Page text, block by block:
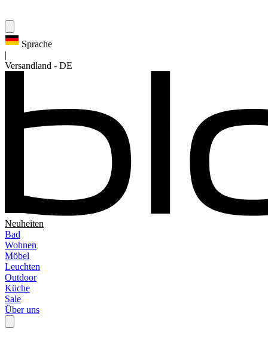
Sprache
Versandland - DE
Neuheiten
Bad
Wohnen
Möbel
Leuchten
Outdoor
Küche
Sale
Über uns